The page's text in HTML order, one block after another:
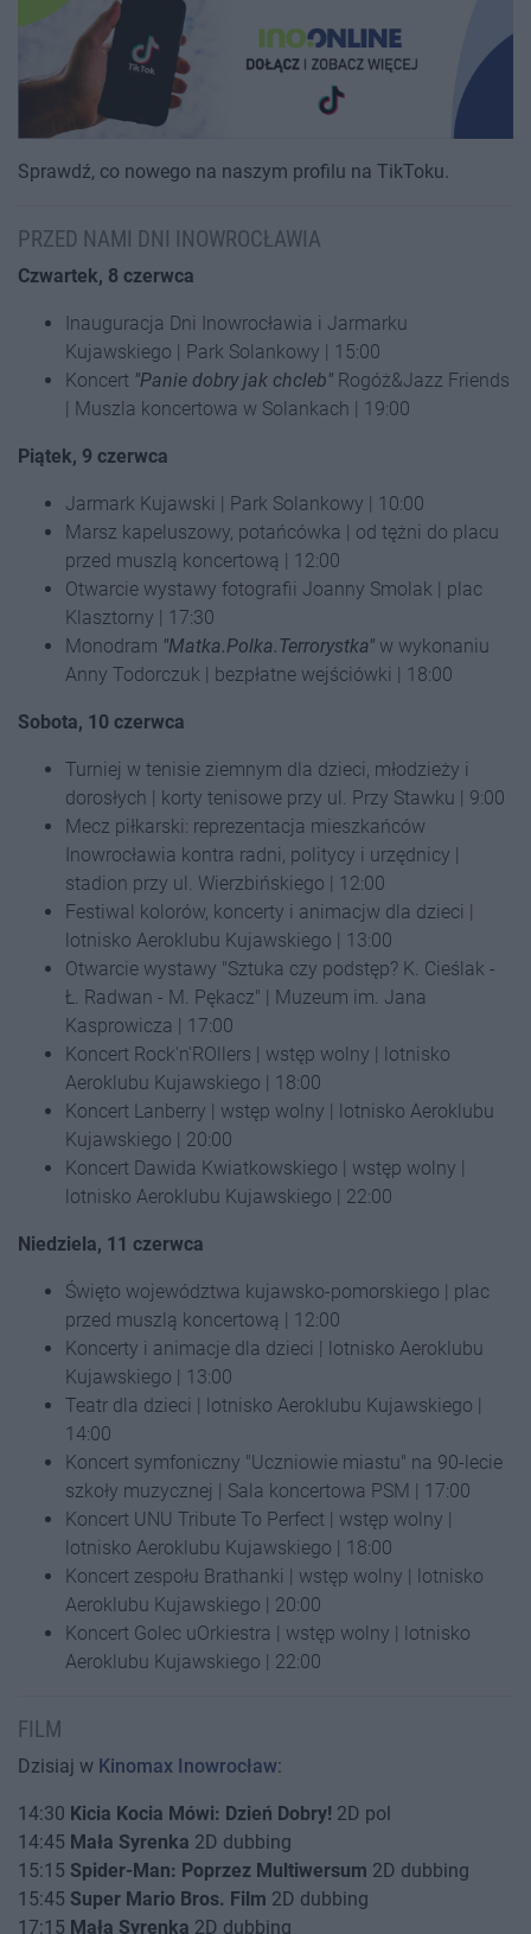
Sprawdź, co nowego na naszym profilu na TikToku.
PRZED NAMI DNI INOWROCŁAWIA
Czwartek, 8 czerwca
Inauguracja Dni Inowrocławia i Jarmarku
Kujawskiego | Park Solankowy | 15:00
Koncert "Panie dobry jak chcleb" Rogóż&Jazz Friends
| Muszla koncertowa w Solankach | 19:00
Piątek, 9 czerwca
Jarmark Kujawski | Park Solankowy | 10:00
Marsz kapeluszowy, potańcówka | od tężni do placu
przed muszlą koncertową | 12:00
Otwarcie wystawy fotografii Joanny Smolak | plac
Klasztorny | 17:30
Monodram "Matka.Polka.Terrorystka" w wykonaniu
Anny Todorczuk | bezpłatne wejściówki | 18:00
Sobota, 10 czerwca
Turniej w tenisie ziemnym dla dzieci, młodzieży i
dorosłych | korty tenisowe przy ul. Przy Stawku | 9:00
Mecz piłkarski: reprezentacja mieszkańców
Inowrocławia kontra radni, politycy i urzędnicy |
stadion przy ul. Wierzbińskiego | 12:00
Festiwal kolorów, koncerty i animacjw dla dzieci |
lotnisko Aeroklubu Kujawskiego | 13:00
Otwarcie wystawy "Sztuka czy podstęp? K. Cieślak -
Ł. Radwan - M. Pękacz" | Muzeum im. Jana
Kasprowicza | 17:00
Koncert Rock'n'ROllers | wstęp wolny | lotnisko
Aeroklubu Kujawskiego | 18:00
Koncert Lanberry | wstęp wolny | lotnisko Aeroklubu
Kujawskiego | 20:00
Koncert Dawida Kwiatkowskiego | wstęp wolny |
lotnisko Aeroklubu Kujawskiego | 22:00
Niedziela, 11 czerwca
Święto województwa kujawsko-pomorskiego | plac
przed muszlą koncertową | 12:00
Koncerty i animacje dla dzieci | lotnisko Aeroklubu
Kujawskiego | 13:00
Teatr dla dzieci | lotnisko Aeroklubu Kujawskiego |
14:00
Koncert symfoniczny "Uczniowie miastu" na 90-lecie
szkoły muzycznej | Sala koncertowa PSM | 17:00
Koncert UNU Tribute To Perfect | wstęp wolny |
lotnisko Aeroklubu Kujawskiego | 18:00
Koncert zespołu Brathanki | wstęp wolny | lotnisko
Aeroklubu Kujawskiego | 20:00
Koncert Golec uOrkiestra | wstęp wolny | lotnisko
Aeroklubu Kujawskiego | 22:00
FILM
Dzisiaj w Kinomax Inowrocław:
14:30 Kicia Kocia Mówi: Dzień Dobry! 2D pol
14:45 Mała Syrenka 2D dubbing
15:15 Spider-Man: Poprzez Multiwersum 2D dubbing
15:45 Super Mario Bros. Film 2D dubbing
17:15 Mała Syrenka 2D dubbing